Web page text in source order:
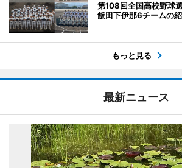
第108回全国高校野球
飯田下伊那6チームの
もっと見る
最新ニュース